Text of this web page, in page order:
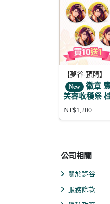
【夢谷-預購】
New 徽章
笑容收穫祭
NT$1,200
公司相關
關於夢谷
服務條款